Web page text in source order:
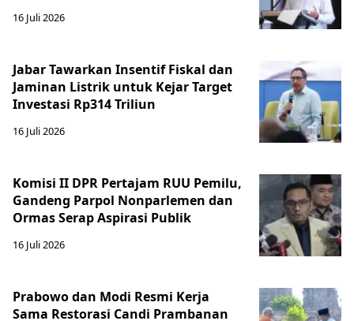
16 Juli 2026
Jabar Tawarkan Insentif Fiskal dan
Jaminan Listrik untuk Kejar Target
Investasi Rp314 Triliun
16 Juli 2026
Komisi II DPR Pertajam RUU Pemilu,
Gandeng Parpol Nonparlemen dan
Ormas Serap Aspirasi Publik
16 Juli 2026
Prabowo dan Modi Resmi Kerja
Sama Restorasi Candi Prambanan